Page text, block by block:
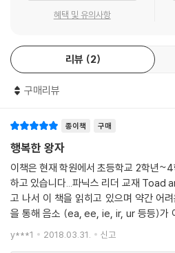
혜택 및 유의사항
리뷰 2
구매리뷰
종이책 구매
행복한 왕자
이책은 현재 학원에서 초등학교 2학년
하고 있습니다...파닉스 리더 교재
고 나서 이 책을 읽히고 있으며 약간 어
을 통해 음소 (ea, ee, ie, ir, ur 등등)가
습을 했었기 때문에 위의 교재를 읽혀도
이들이 모두 행
y***1 2018.03.31. 신고